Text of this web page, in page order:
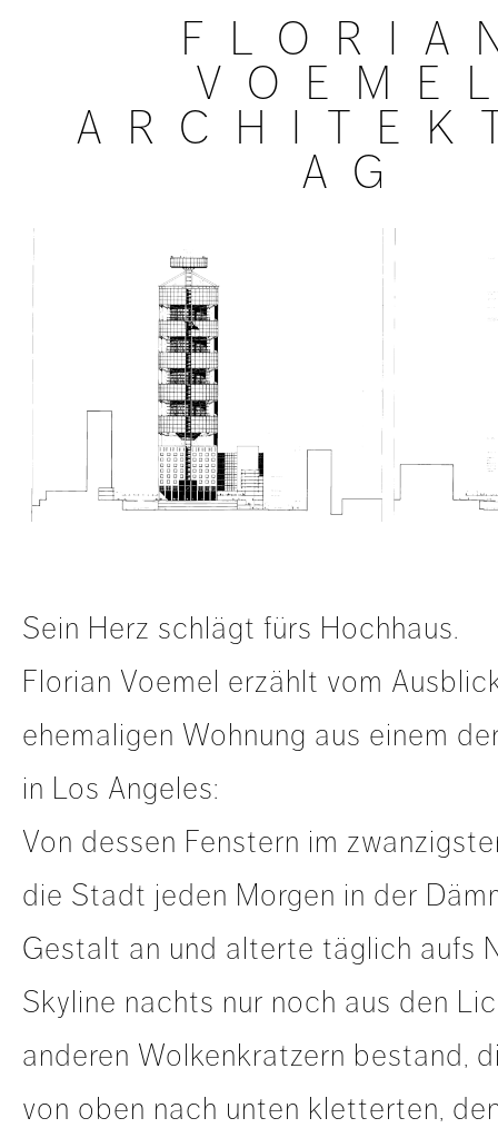
AG
Sein Herz schlägt fürs Hochhaus.
Florian Voemel erzählt vom
ehemaligen Wohnung aus einem
in Los Angeles:
Von dessen Fenstern im
die Stadt jeden Morgen in der
Gestalt an und alterte täglich aufs
Skyline nachts nur noch aus den
anderen Wolkenkratzern bestand,
von oben nach unten kletterten,